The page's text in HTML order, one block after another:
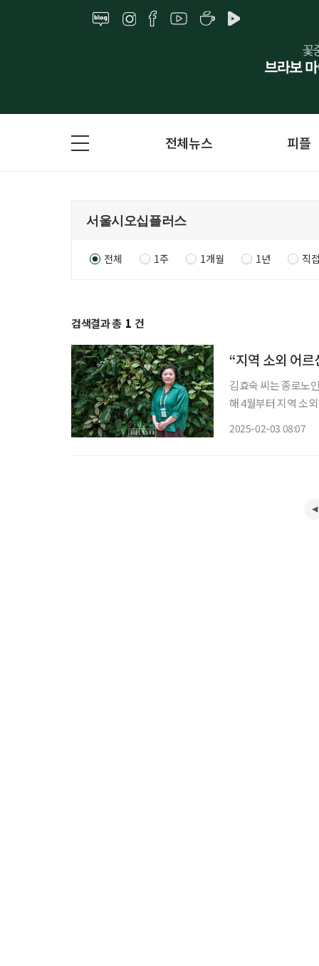
전체뉴스 피플
전체 1주 1개월 1년 직
검색결과 총 1 건
“지역 소외 어
김효숙 씨는 종로노
해 4월부터 지역 소외 어
2025-02-03 08:07